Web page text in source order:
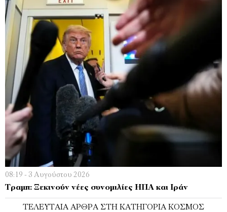
08:19 - 3 Αυγούστου 2026
Τραμπ: Ξεκινούν νέες συνομιλίες ΗΠΑ και Ιράν
ΤΕΛΕΥΤΑΊΑ ΆΡΘΡΑ ΣΤΗ ΚΑΤΗΓΟΡΊΑ ΚΌΣΜΟΣ